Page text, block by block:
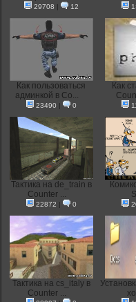
29708 | 12
Как пользоваться
админкой в Co...
23490 | 0
Как
Тактика на de_train в
Counter ...
22872 | 0
Тактика на cs_italy в
Counter ...